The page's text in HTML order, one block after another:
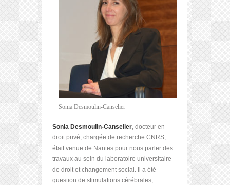
Sonia Desmoulin-Canselier
Sonia Desmoulin-Canselier , docteur en
droit privé, chargée de recherche CNRS,
était venue de Nantes pour nous parler des
travaux au sein du laboratoire universitaire
de droit et changement social. Il a été
question de stimulations cérébrales,